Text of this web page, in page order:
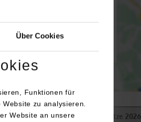
Über Cookies
Funktionen für
zu analysieren.
Website an unsere
Einmalig aktivieren
Bemerkungen Plätze 2026